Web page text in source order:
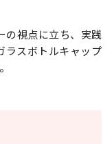
の視点に立ち、実践
ラスボトルキャップ